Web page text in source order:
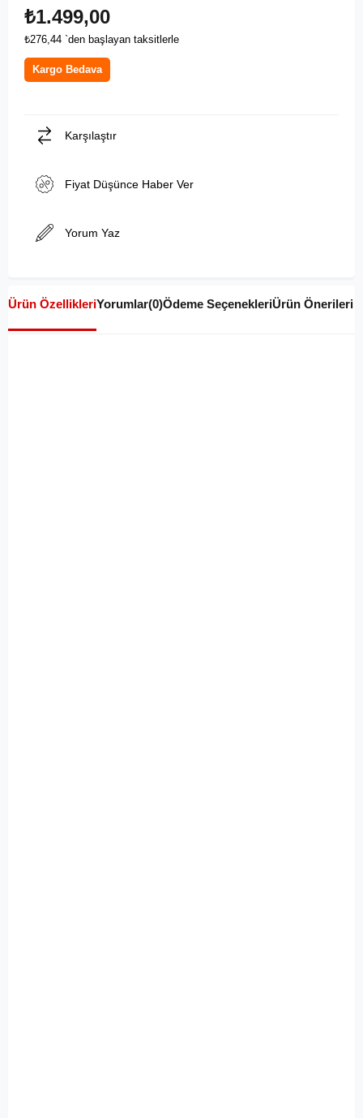
₺1.499,00
₺276,44 `den başlayan taksitlerle
Kargo Bedava
Karşılaştır
Fiyat Düşünce Haber Ver
Yorum Yaz
Ürün ÖzellikleriYorumlar(0)Ödeme SeçenekleriÜrün Önerileri